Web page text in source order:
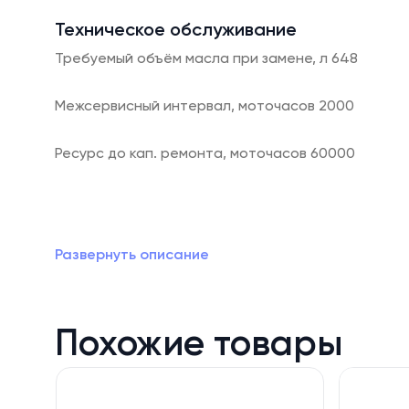
Техническое обслуживание
Требуемый объём масла при замене, л 648
Межсервисный интервал, моточасов 2000
Ресурс до кап. ремонта, моточасов 60000
В условиях растущих затрат на
Развернуть описание
Похожие товары